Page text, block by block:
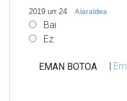
2019 urr 24 Aiaraldea
Bai
Ez